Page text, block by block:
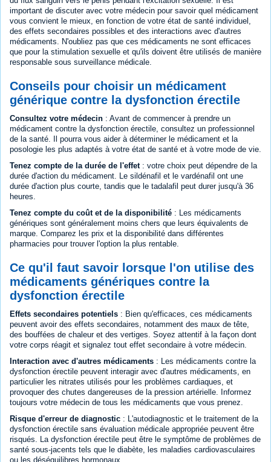
important de discuter avec votre médecin pour savoir quel médicament
vous convient le mieux, en fonction de votre état de santé individuel,
des effets secondaires possibles et des interactions avec d'autres
médicaments. N'oubliez pas que ces médicaments ne sont efficaces
que pour la stimulation sexuelle et qu'ils doivent être utilisés de manière
responsable sous surveillance médicale.
Conseils pour choisir un médicament
générique contre la dysfonction érectile
Consultez votre médecin : Avant de commencer à prendre un
médicament contre la dysfonction érectile, consultez un professionnel
de la santé. Il pourra vous aider à déterminer le médicament et la
posologie les plus adaptés à votre état de santé et à votre mode de vie.
Tenez compte de la durée de l'effet: votre choix peut dépendre de la
durée d'action du médicament. Le sildénafil et le vardénafil ont une
durée d'action plus courte, tandis que le tadalafil peut durer jusqu'à 36
heures.
Tenez compte du coût et de la disponibilité : Les médicaments
génériques sont généralement moins chers que leurs équivalents de
marque. Comparez les prix et la disponibilité dans différentes
pharmacies pour trouver l'option la plus rentable.
Ce qu'il faut savoir lorsque l'on utilise des
médicaments génériques contre la
dysfonction érectile
Effets secondaires potentiels : Bien qu'efficaces, ces médicaments
peuvent avoir des effets secondaires, notamment des maux de tête,
des bouffées de chaleur et des vertiges. Soyez attentif à la façon dont
votre corps réagit et signalez tout effet secondaire à votre médecin.
Interaction avec d'autres médicaments : Les médicaments contre la
dysfonction érectile peuvent interagir avec d'autres médicaments, en
particulier les nitrates utilisés pour les problèmes cardiaques, et
provoquer des chutes dangereuses de la pression artérielle. Informez
toujours votre médecin de tous les médicaments que vous prenez.
Risque d'erreur de diagnostic : L'autodiagnostic et le traitement de la
dysfonction érectile sans évaluation médicale appropriée peuvent être
risqués. La dysfonction érectile peut être le symptôme de problèmes de
santé sous-jacents tels que le diabète, les maladies cardiovasculaires
ou les déséquilibres hormonaux.